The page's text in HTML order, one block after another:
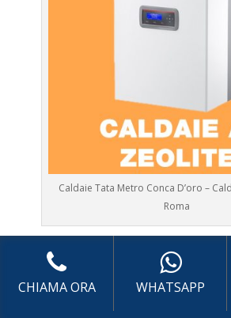
Caldaie Tata Metro Conca D’oro –
Roma
D’oro
Assistenza
Caldaia Zeolite Metro
CHIAMA ORA WHATSAPP